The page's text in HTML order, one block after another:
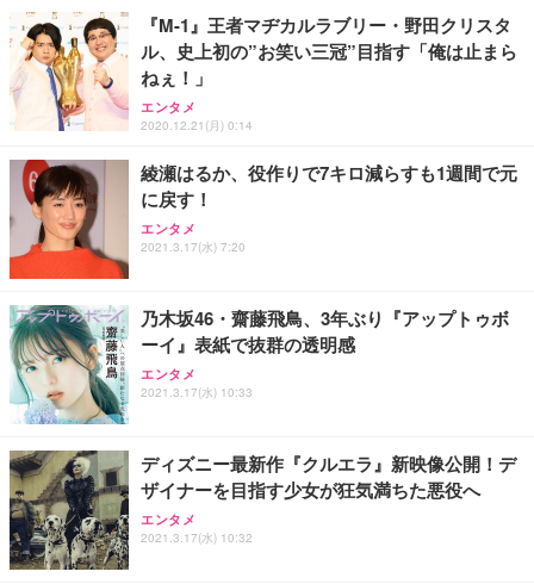
務用 おしゃれ パソコンチェア (ブラック)
Sezlife オフィスチェア デスクチェア 疲れない テレ
ワーク チェア 強化バックレスト 30度ロッキング機
能 人間工学 椅子 腰サポート 90度跳ね上げ式アーム
レスト 3Dヘッドレスト ハンガー付き 高反発クッシ
務用 おしゃれ パソコンチェア (ホワイト)
ANDWINT オフィスチェア デスクチェア 肘なし メ
ッシュ 通気性 ランバーサポート付き 腰サポート ガ
ス圧無段階昇降 360度回転 キャスター付き コンパク
【整備済み品】Dell E2724HS 27インチ 液晶モニタ
ー フルHD（1920×1080）VA 非光沢 HDMI/DisplayP
ort/VGA スピーカー内蔵 高さ調整 スイベル VESA対
応 ComfortView ビジネス向け
【MiniLED/24.5inch/280Hz/FHD】GRAPHT THE S
HOOTER Gaming Monitor 24” Essential ゲーミン
グモニター QD 24.5インチ 1ms FHD 量子ドット 残
Smart Basic(スマートベーシック) 【Amazon.co.jp
限定】 Smart Basic アイリスオーヤマ ペットシーツ
超厚型 お徳用 ワイド 100枚入 (x 1) (ケース販売)
アイリスオーヤマ ペットシーツ 超厚型 お徳用 レギ
ュラー 200枚入【Amazon.co.jp限定】
『M-1』王者マヂカルラブリー・野田クリスタ
ル、史上初の”お笑い三冠”目指す「俺は止まら
ねぇ！」
エンタメ
2020.12.21(月) 0:14
綾瀬はるか、役作りで7キロ減らすも1週間で元
に戻す！
エンタメ
2021.3.17(水) 7:20
乃木坂46・齋藤飛鳥、3年ぶり『アップトゥボ
ーイ』表紙で抜群の透明感
エンタメ
2021.3.17(水) 10:33
ディズニー最新作『クルエラ』新映像公開！デ
ザイナーを目指す少女が狂気満ちた悪役へ
エンタメ
2021.3.17(水) 10:32